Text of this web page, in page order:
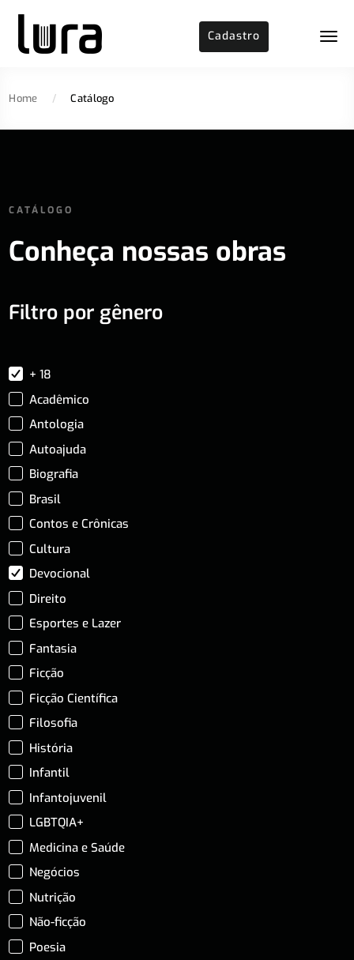
Cadastro
Home / Catálogo
CATÁLOGO
Conheça nossas obras
Filtro por gênero
+ 18
Acadêmico
Antologia
Autoajuda
Biografia
Brasil
Contos e Crônicas
Cultura
Devocional
Direito
Esportes e Lazer
Fantasia
Ficção
Ficção Científica
Filosofia
História
Infantil
Infantojuvenil
LGBTQIA+
Medicina e Saúde
Negócios
Nutrição
Não-ficção
Poesia